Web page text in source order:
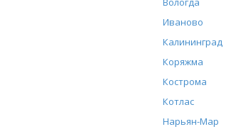
Иваново
Калининград
Коряжма
Кострома
Котлас
Нарьян-Мар